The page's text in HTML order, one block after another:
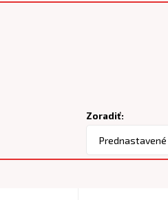
Zoradiť:
Prednastavené